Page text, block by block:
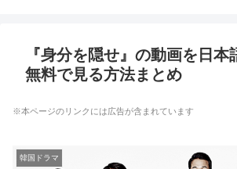
『身分を隠せ』の動画を日本
無料で見る方法まとめ
※本ページのリンクには広告が含まれています
韓国ドラマ